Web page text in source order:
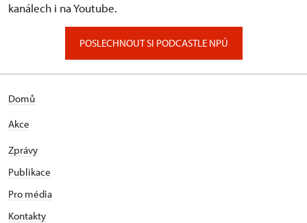
kanálech i na Youtube.
POSLECHNOUT SI PODCASTLE NPÚ
Domů
Akce
Zprávy
Publikace
Pro média
Kontakty